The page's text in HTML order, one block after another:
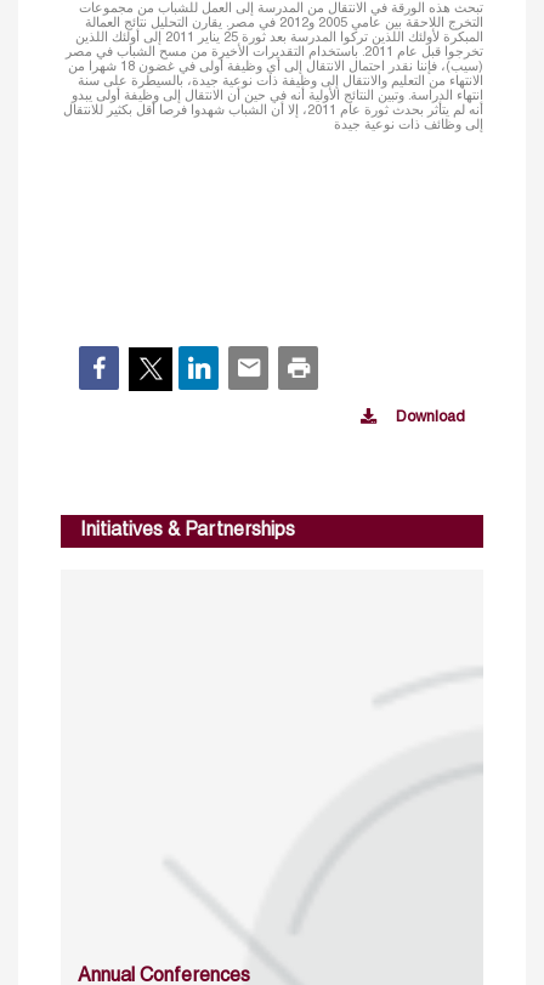
تبحث هذه الورقة في الانتقال من المدرسة إلى العمل للشباب من مجموعات
التخرج اللاحقة بين عامي 2005 و2012 في مصر. یقارن التحلیل نتائج العمالة
المبکرة لأولئك اللذين تركوا المدرسة بعد ثورة 25 ینایر 2011 إلی أولئك اللذين
تخرجوا قبل عام 2011. باستخدام التقديرات الأخيرة من مسح الشباب في مصر
(سيب)، فإننا نقدر احتمال الانتقال إلى أي وظيفة أولى في غضون 18 شهرا من
الانتهاء من التعليم والانتقال إلى وظيفة ذات نوعية جيدة، بالسيطرة على سنة
انتهاء الدراسة. وتبين النتائج الأولية أنه في حين أن الانتقال إلى وظيفة أولى يبدو
أنه لم يتأثر بحدث ثورة عام 2011، إلا أن الشباب شهدوا فرصا أقل بكثير للانتقال
إلى وظائف ذات نوعية جيدة
Download
Initiatives & Partnerships
Annual Conferences